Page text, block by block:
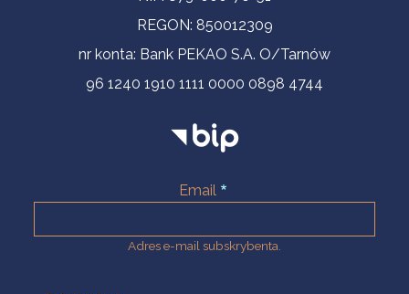
REGON: 850012309
nr konta: Bank PEKAO S.A. O/Tarnów
96 1240 1910 1111 0000 0898 4744
Email
Adres e-mail subskrybenta.